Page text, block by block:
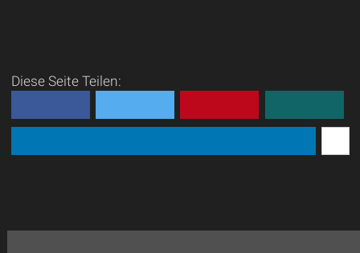
Diese Seite Teilen: